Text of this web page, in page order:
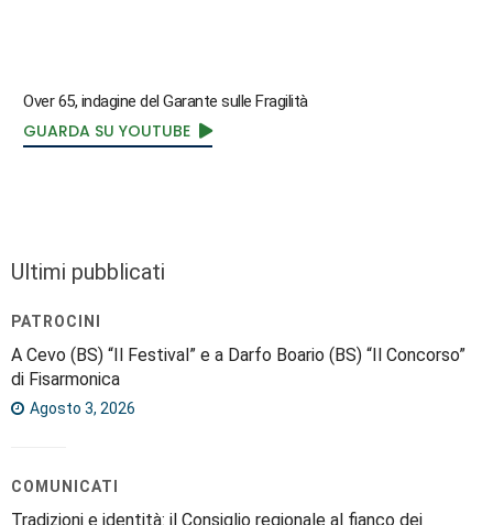
Over 65, indagine del Garante sulle Fragilità
GUARDA SU YOUTUBE
Ultimi pubblicati
PATROCINI
A Cevo (BS) “Il Festival” e a Darfo Boario (BS) “Il Concorso”
di Fisarmonica
Agosto 3, 2026
COMUNICATI
Tradizioni e identità: il Consiglio regionale al fianco dei